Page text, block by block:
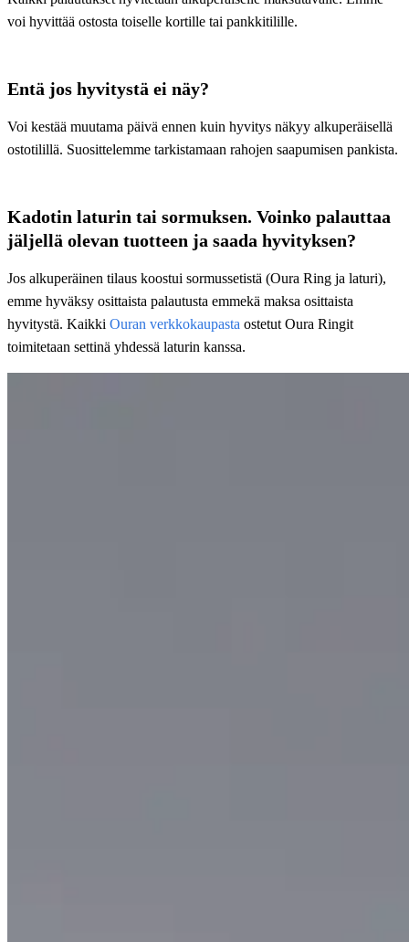
voi hyvittää ostosta toiselle kortille tai pankkitilille.
Entä jos hyvitystä ei näy?
Voi kestää muutama päivä ennen kuin hyvitys näkyy alkuperäisellä
ostotilillä. Suosittelemme tarkistamaan rahojen saapumisen pankista.
Kadotin laturin tai sormuksen. Voinko palauttaa
jäljellä olevan tuotteen ja saada hyvityksen?
Jos alkuperäinen tilaus koostui sormussetistä (Oura Ring ja laturi),
emme hyväksy osittaista palautusta emmekä maksa osittaista
hyvitystä. Kaikki Ouran verkkokaupasta ostetut Oura Ringit
toimitetaan settinä yhdessä laturin kanssa.